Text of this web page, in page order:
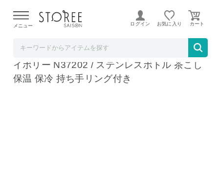
よる配送遅延が発生しております。
メニュー ログイン お気に入り
ティファール T-fal モビリティ マグ 450ml ア
イボリー N37202 / ステンレスボトル 茶こし
保温 保冷 持ち手リング付き